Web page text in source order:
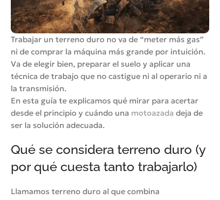
Trabajar un terreno duro no va de “meter más gas”
ni de comprar la máquina más grande por intuición.
Va de elegir bien, preparar el suelo y aplicar una
técnica de trabajo que no castigue ni al operario ni a
la transmisión.
En esta guía te explicamos qué mirar para acertar
desde el principio y cuándo una motoazadadeja de
ser la solución adecuada.
Qué se considera terreno duro (y
por qué cuesta tanto trabajarlo)
Llamamos terreno duro al que combina